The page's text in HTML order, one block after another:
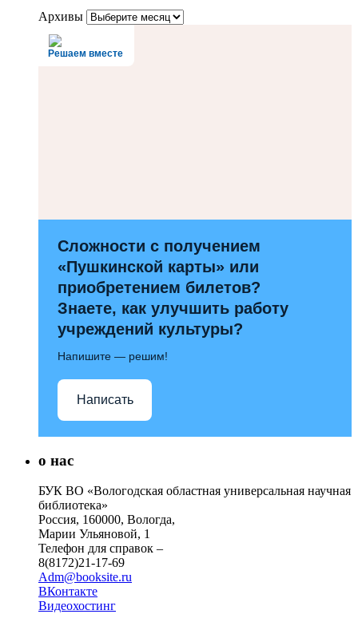
Архивы
Решаем вместе
Сложности с получением
«Пушкинской карты» или
приобретением билетов?
Знаете, как улучшить работу
учреждений культуры?
Напишите — решим!
Написать
о нас
БУК ВО «Вологодская областная универсальная научная
библиотека»
Россия, 160000, Вологда,
Марии Ульяновой, 1
Телефон для справок –
8(8172)21-17-69
Adm@booksite.ru
ВКонтакте
Видеохостинг